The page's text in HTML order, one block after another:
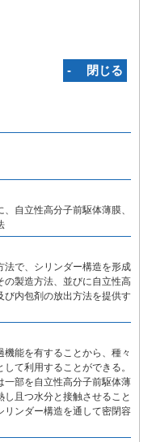
‐ 閉じる
自立性高分子前駆体薄膜、
法で、シリンダー構造を形成
の製造方法、並びに自立性高
び内包剤の放出方法を提供す
能を有することから、種々
て利用することができる。
一部を自立性高分子前駆体薄
且つ水分と接触させること
リンダー構造を通して密閉容